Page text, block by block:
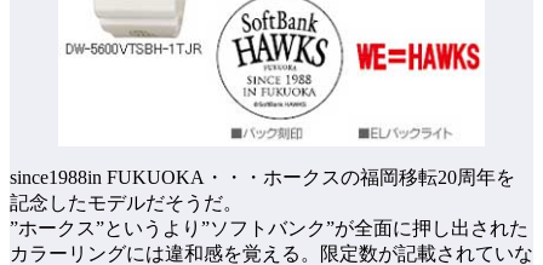
since1988in FUKUOKA・・・ホークスの福岡移転20周年を
記念したモデルだそうだ。
”ホークス”というより”ソフトバンク”が全面に押し出された
カラーリングには違和感を覚える。限定数が記載されていな